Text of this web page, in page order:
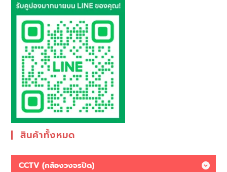
สินค้าทั้งหมด
CCTV (กล้องวงจรปิด)